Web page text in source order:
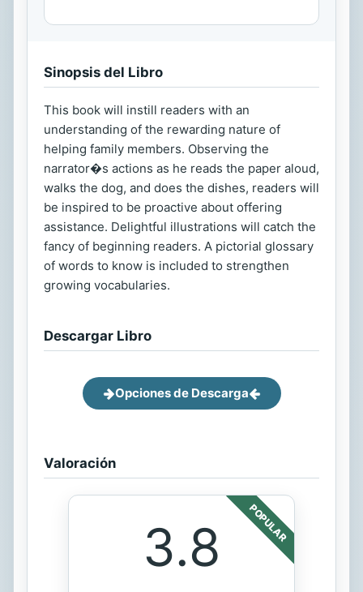
Sinopsis del Libro
This book will instill readers with an
understanding of the rewarding nature of
helping family members. Observing the
narrator�s actions as he reads the paper aloud,
walks the dog, and does the dishes, readers will
be inspired to be proactive about offering
assistance. Delightful illustrations will catch the
fancy of beginning readers. A pictorial glossary
of words to know is included to strengthen
growing vocabularies.
Descargar Libro
Opciones de Descarga
Valoración
POPULAR
3.8